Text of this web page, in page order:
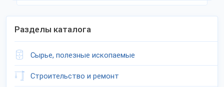
Разделы каталога
Сырье, полезные ископаемые
Строительство и ремонт